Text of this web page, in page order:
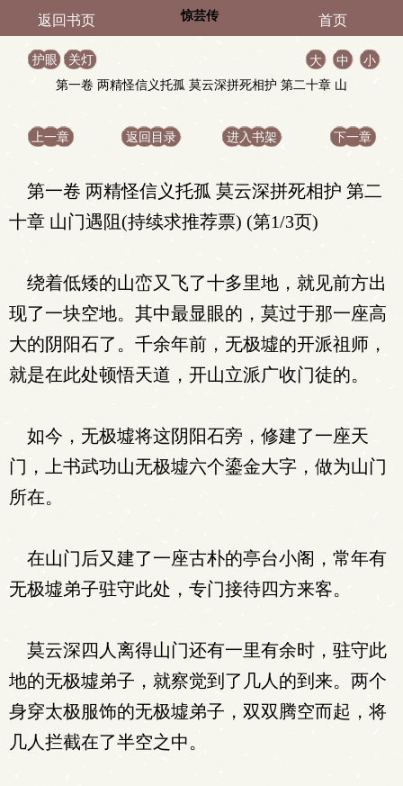
返回书页 惊芸传 首页
护眼 关灯 大 中
小
第一卷 两精怪信义托孤 莫云深拼死相护 第二十章 山
门遇阻(持续求推荐票)
上一章 返回目录 进入书架 下一章
第一卷 两精怪信义托孤 莫云深拼死相护 第二
十章 山门遇阻(持续求推荐票) (第1/3页)
绕着低矮的山峦又飞了十多里地，就见前方出
现了一块空地。其中最显眼的，莫过于那一座高
大的阴阳石了。千余年前，无极墟的开派祖师，
就是在此处顿悟天道，开山立派广收门徒的。
如今，无极墟将这阴阳石旁，修建了一座天
门，上书武功山无极墟六个鎏金大字，做为山门
所在。
在山门后又建了一座古朴的亭台小阁，常年有
无极墟弟子驻守此处，专门接待四方来客。
莫云深四人离得山门还有一里有余时，驻守此
地的无极墟弟子，就察觉到了几人的到来。两个
身穿太极服饰的无极墟弟子，双双腾空而起，将
几人拦截在了半空之中。